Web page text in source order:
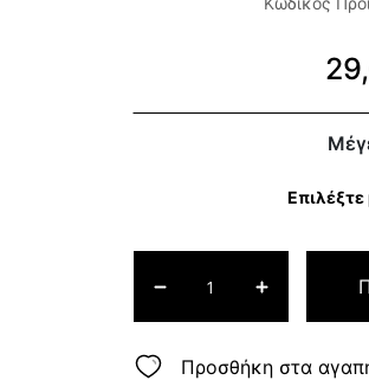
Επιλέξτε
Προσθήκη στα